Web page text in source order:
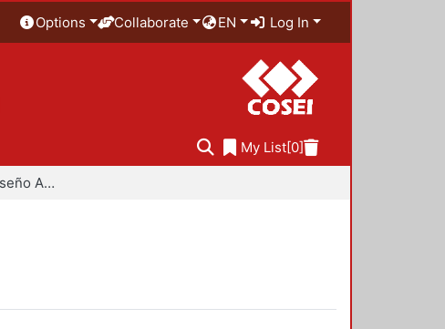
Options Collaborate EN Log In
My List[0]
Especialidad en Diseño Ambiental